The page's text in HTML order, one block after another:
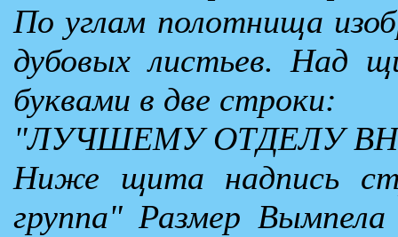
По углам полотнища
дубовых листьев. Над
буквами в две строки:
"ЛУЧШЕМУ ОТДЕЛУ
Ниже щита надпись
группа" Размер